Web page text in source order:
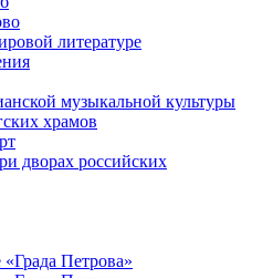
литературе
музыкальной культуры
храмов
дворах российских
Петрова»